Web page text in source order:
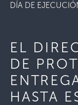
DÍA DE
EL
DE
HASTA